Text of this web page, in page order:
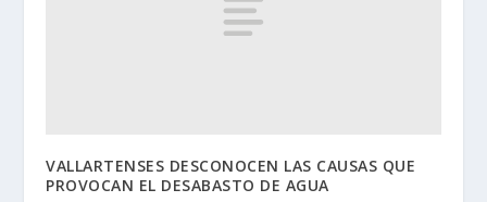
VALLARTENSES DESCONOCEN LAS CAUSAS QUE
PROVOCAN EL DESABASTO DE AGUA